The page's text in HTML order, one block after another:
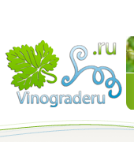
Виноград